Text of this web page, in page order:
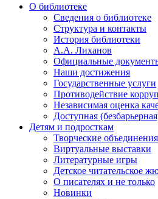
О библиотеке
Сведения о библиотеке
Структура и контакты
История библиотеки
А.А. Лиханов
Официальные
Наши достижения
Государственные услуги
Противодействие
Независимая оценка
Доступная
Детям и подросткам
Творческие объединения
Виртуальные выставки
Литературные игры
Детское читательское
О писателях и не только
Новинки